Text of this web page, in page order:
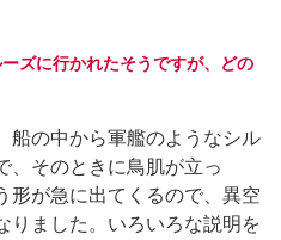
ズに行かれたそうですが、どの
の中から軍艦のようなシル
、そのときに鳥肌が立っ
が急に出てくるので、異空
りました。いろいろな説明を